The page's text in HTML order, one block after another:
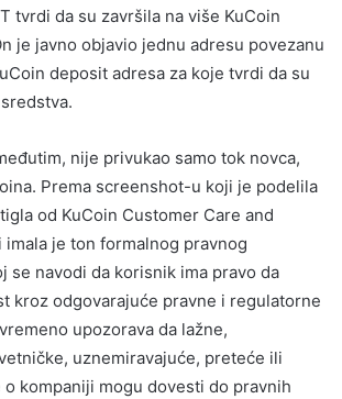
tvrdi da su završila na više KuCoin
je javno objavio jednu adresu povezanu
deposit adresa za koje tvrdi da su
nije privukao samo tok novca,
Prema screenshot-u koji je podelila
od KuCoin Customer Care and
imala je ton formalnog pravnog
se navodi da korisnik ima pravo da
kroz odgovarajuće pravne i regulatorne
upozorava da lažne,
uznemiravajuće, preteće ili
kompaniji mogu dovesti do pravnih